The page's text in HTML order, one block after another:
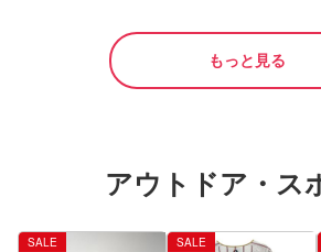
もっと見る
アウトドア・ス
SALE SALE